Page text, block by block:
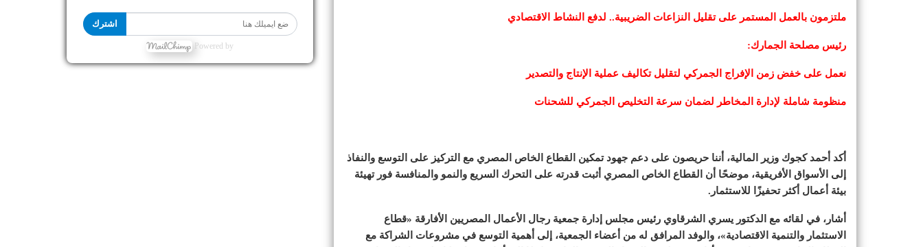
ملتزمون بالعمل المستمر على تقليل النزاعات الضريبية.. لدفع النشاط الاقتصادي
رئيس مصلحة الجمارك:
نعمل على خفض زمن الإفراج الجمركي لتقليل تكاليف عملية الإنتاج والتصدير
منظومة شاملة لإدارة المخاطر لضمان سرعة التخليص الجمركي للشحنات
أكد أحمد كجوك وزير المالية، أننا حريصون على دعم جهود تمكين القطاع الخاص المصري مع التركيز على التوسع والنفاذ
إلى الأسواق الأفريقية، موضحًا أن القطاع الخاص المصري أثبت قدرته على التحرك السريع والنمو والمنافسة فور تهيئة
بيئة أعمال أكثر تحفيزًا للاستثمار.
أشار، في لقائه مع الدكتور يسري الشرقاوي رئيس مجلس إدارة جمعية رجال الأعمال المصريين الأفارقة «قطاع
الاستثمار والتنمية الاقتصادية»، والوفد المرافق له من أعضاء الجمعية، إلى أهمية التوسع في مشروعات الشراكة مع
اشترك
Powered by